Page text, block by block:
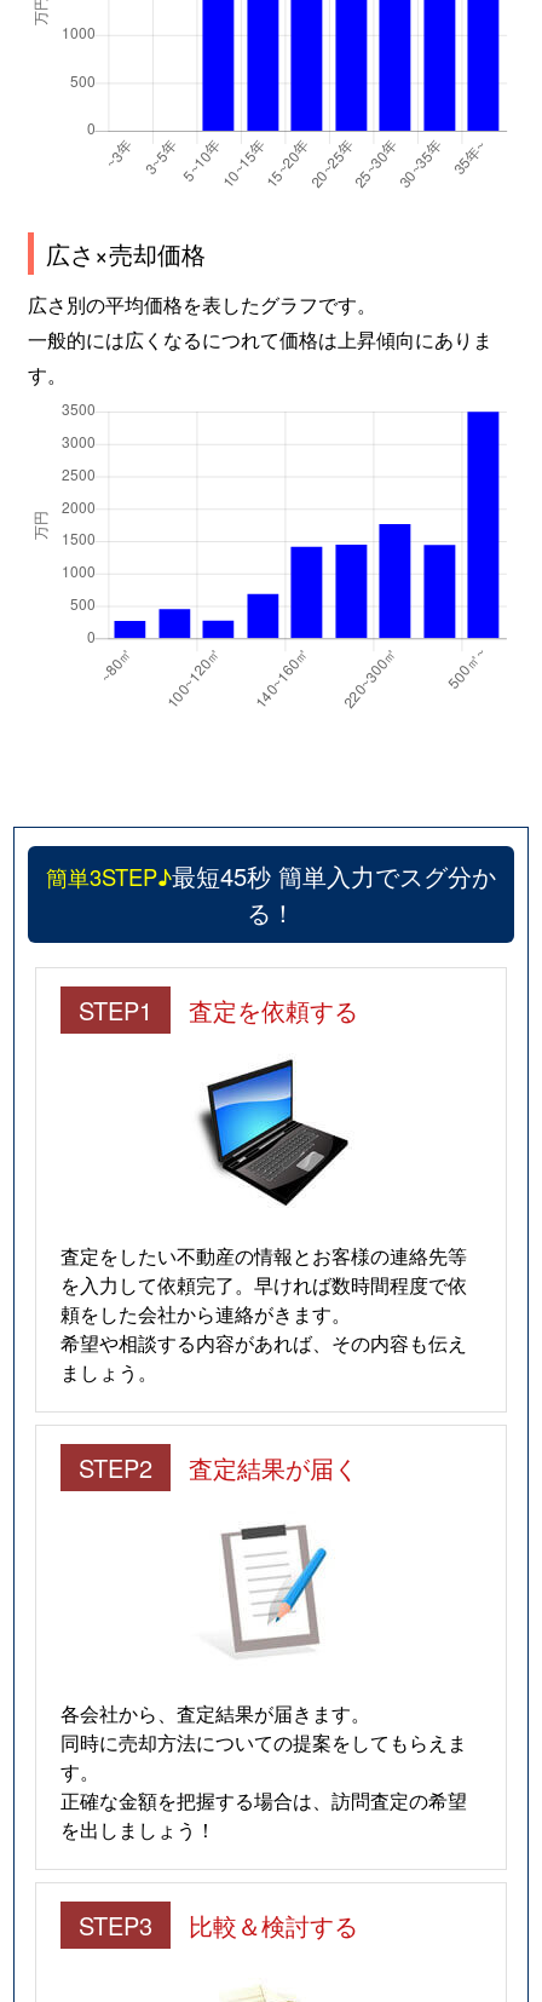
広さ×売却価格
広さ別の平均価格を表したグラフです。
一般的には広くなるにつれて価格は上昇傾向にありま
す。
簡単3STEP♪最短45秒 簡単入力でスグ分か
る！
STEP1 査定を依頼する
査定をしたい不動産の情報とお客様の連絡先等
を入力して依頼完了。早ければ数時間程度で依
頼をした会社から連絡がきます。
希望や相談する内容があれば、その内容も伝え
ましょう。
STEP2 査定結果が届く
各会社から、査定結果が届きます。
同時に売却方法についての提案をしてもらえま
す。
正確な金額を把握する場合は、訪問査定の希望
を出しましょう！
STEP3 比較＆検討する